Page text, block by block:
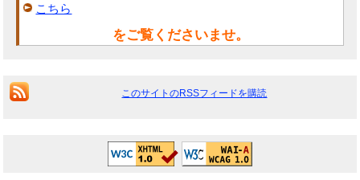
こちら
をご覧くださいませ。
このサイトのRSSフィードを購読